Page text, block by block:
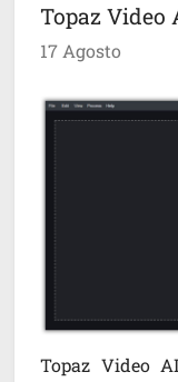
Topaz Video
17 Agosto
Topaz Video AI